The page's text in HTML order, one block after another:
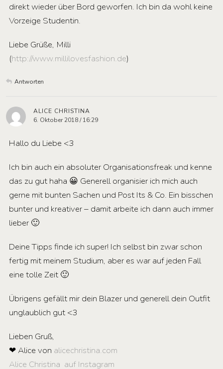
direkt wieder über Bord geworfen. Ich bin da wohl keine
Vorzeige Studentin.
Liebe Grüße, Milli
(http://www.millilovesfashion.de)
Antworten
ALICE CHRISTINA
6. Oktober 2018 / 16:29
Hallo du Liebe <3
Ich bin auch ein absoluter Organisationsfreak und kenne
das zu gut haha 😀 Generell organisier ich mich auch
gerne mit bunten Sachen und Post Its & Co. Ein bisschen
bunter und kreativer – damit arbeite ich dann auch immer
lieber 🙂
Deine Tipps finde ich super! Ich selbst bin zwar schon
fertig mit meinem Studium, aber es war auf jeden Fall
eine tolle Zeit 🙂
Übrigens gefällt mir dein Blazer und generell dein Outfit
unglaublich gut <3
Lieben Gruß,
❤ Alice von alicechristina.com
Alice Christina auf Instagram